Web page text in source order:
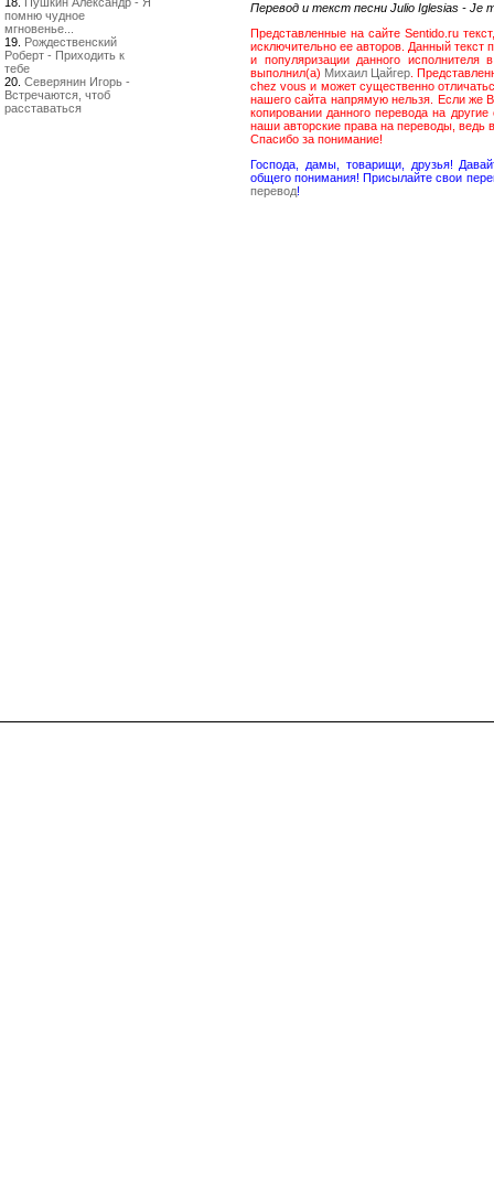
помню чудное
мгновенье...
19. Рождественский
Роберт - Приходить к
тебе
20. Северянин Игорь -
Встречаются, чтоб
расставаться
Перевод и текст песни Julio Iglesias - Je
Представленные на сайте Sentido.ru
исключительно ее авторов. Данный текст
и популяризации данного
выполнил(а) Михаил Цайгер .
chez vous и может существенно
нашего сайта напрямую нельзя. Если же
копировании данного перевода на
наши авторские права на переводы,
Спасибо за понимание!
Господа, дамы, товарищи, друзья!
общего понимания! Присылайте свои
перевод!